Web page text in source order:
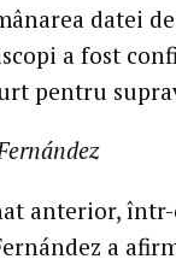
datei
a fost
pentru
anterior,
a